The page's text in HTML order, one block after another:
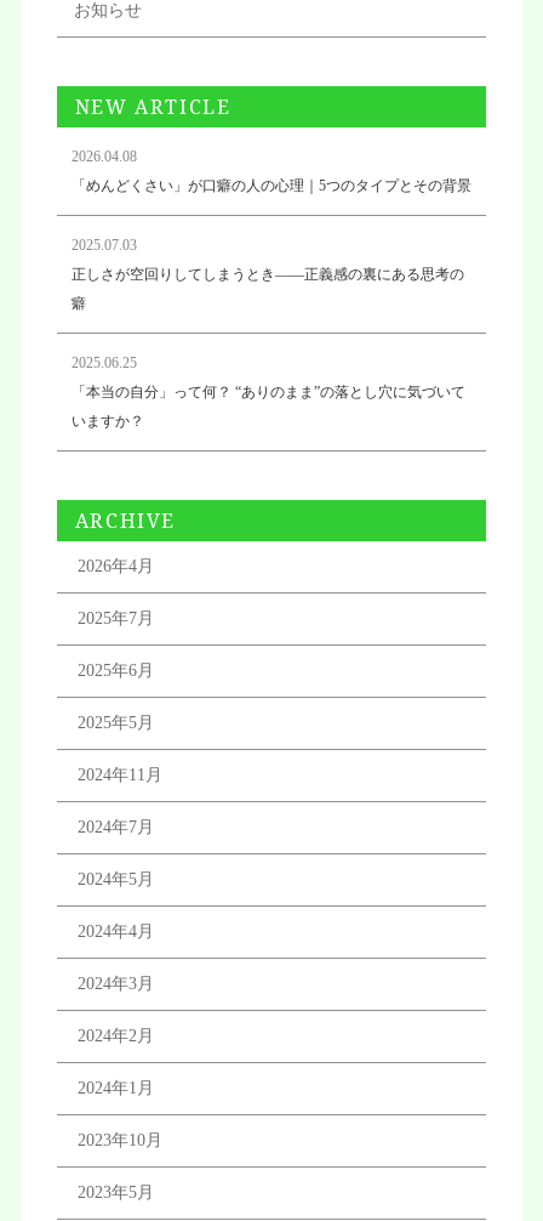
お知らせ
NEW ARTICLE
2026.04.08
「めんどくさい」が口癖の人の心理｜5つのタイプとその背景
2025.07.03
正しさが空回りしてしまうとき——正義感の裏にある思考の
癖
2025.06.25
「本当の自分」って何？ “ありのまま”の落とし穴に気づいて
いますか？
ARCHIVE
2026年4月
2025年7月
2025年6月
2025年5月
2024年11月
2024年7月
2024年5月
2024年4月
2024年3月
2024年2月
2024年1月
2023年10月
2023年5月